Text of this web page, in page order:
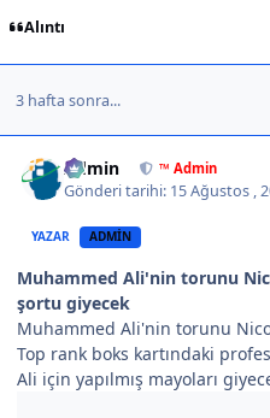
Alıntı
3 hafta sonra...
Admin ™ Admin
Gönderi tarihi: 15 Ağustos ,
YAZAR ADMIN
Muhammed Ali'nin torunu
şortu giyecek
Muhammed Ali'nin torunu
Top rank boks kartındaki
Ali için yapılmış mayoları